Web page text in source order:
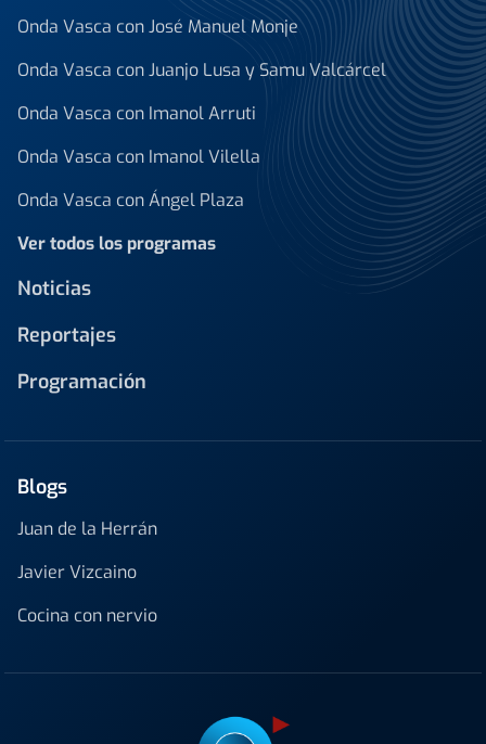
Onda Vasca con José Manuel Monje
Onda Vasca con Juanjo Lusa y Samu Valcárcel
Onda Vasca con Imanol Arruti
Onda Vasca con Imanol Vilella
Onda Vasca con Ángel Plaza
Ver todos los programas
Noticias
Reportajes
Programación
Blogs
Juan de la Herrán
Javier Vizcaino
Cocina con nervio